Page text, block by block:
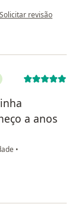
na opinião do utilizador
Solicitar revisão
a anos
•